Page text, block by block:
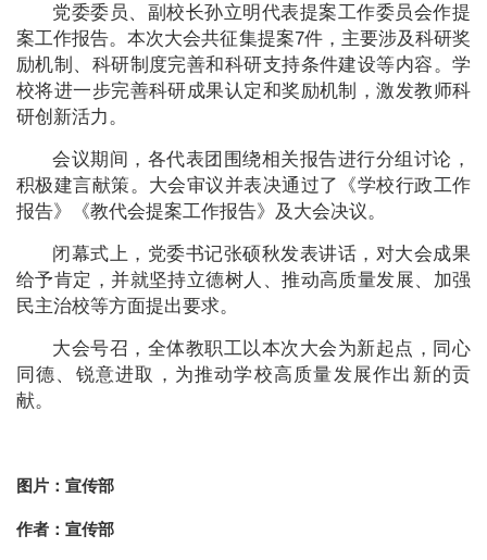
党委委员、副校长孙立明代表提案工作委员会作提
案工作报告。本次大会共征集提案7件，主要涉及科研奖
励机制、科研制度完善和科研支持条件建设等内容。学
校将进一步完善科研成果认定和奖励机制，激发教师科
研创新活力。
会议期间，各代表团围绕相关报告进行分组讨论，
积极建言献策。大会审议并表决通过了《学校行政工作
报告》《教代会提案工作报告》及大会决议。
闭幕式上，党委书记张硕秋发表讲话，对大会成果
给予肯定，并就坚持立德树人、推动高质量发展、加强
民主治校等方面提出要求。
大会号召，全体教职工以本次大会为新起点，同心
同德、锐意进取，为推动学校高质量发展作出新的贡
献。
图片：宣传部
作者：宣传部